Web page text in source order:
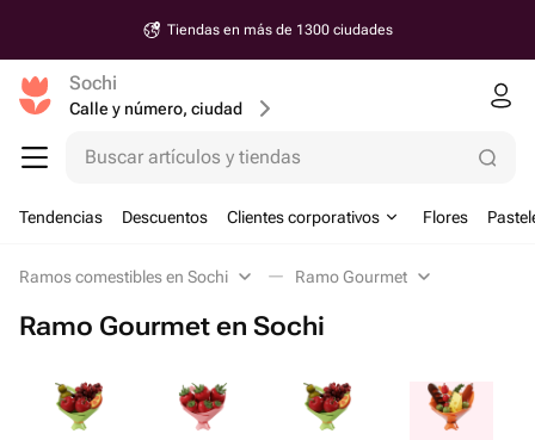
Tiendas en más de 1300 ciudades
Sochi
Calle y número, ciudad
Buscar artículos y tiendas
Tendencias Descuentos Clientes corporativos Flores
Ramos comestibles en Sochi Ramo Gourmet
Ramo Gourmet en Sochi